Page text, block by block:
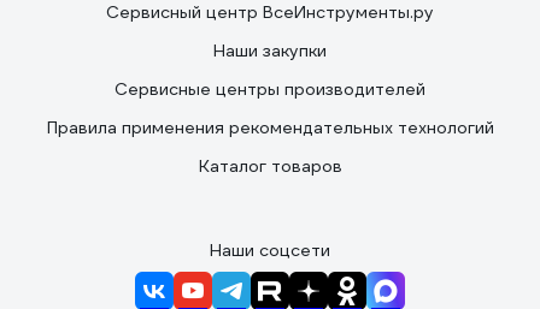
Сервисный центр ВсеИнструменты.ру
Наши закупки
Сервисные центры производителей
Правила применения рекомендательных технологий
Каталог товаров
Наши соцсети